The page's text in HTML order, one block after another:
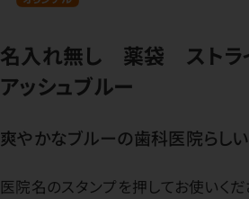
名入れ無し 薬袋 スト
アッシュブルー
爽やかなブルーの歯科医院らしい
医院名のスタンプを押してお使いくだ